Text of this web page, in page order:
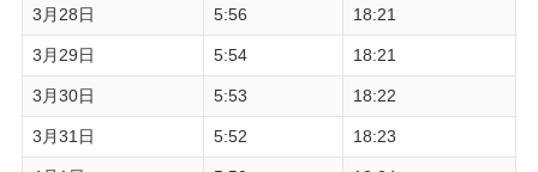
3月28日 5:56 18:21
3月29日 5:54 18:21
3月30日 5:53 18:22
3月31日 5:52 18:23